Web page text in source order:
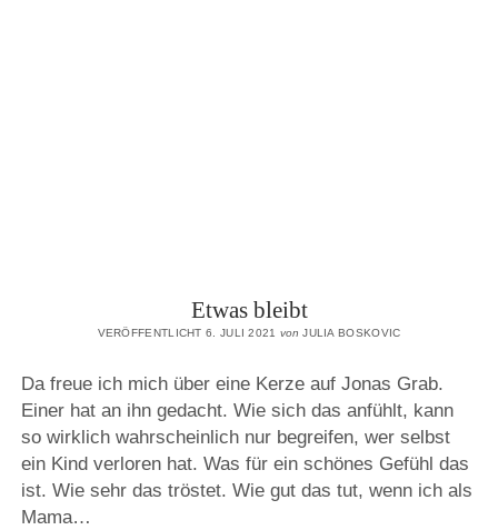
Etwas bleibt
VERÖFFENTLICHT 6. JULI 2021 von JULIA BOSKOVIC
Da freue ich mich über eine Kerze auf Jonas Grab.
Einer hat an ihn gedacht. Wie sich das anfühlt, kann
so wirklich wahrscheinlich nur begreifen, wer selbst
ein Kind verloren hat. Was für ein schönes Gefühl das
ist. Wie sehr das tröstet. Wie gut das tut, wenn ich als
Mama…